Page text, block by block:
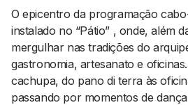
O epicentro da programação
instalado no “Pátio” , onde, além
mergulhar nas tradições do
gastronomia, artesanato e
cachupa, do pano di terra às
passando por momentos de